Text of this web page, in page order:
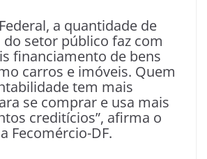
a quantidade de
setor público faz com
financiamento de bens
carros e imóveis. Quem
tem mais
se comprar e usa mais
creditícios”, afirma o
Fecomércio-DF.